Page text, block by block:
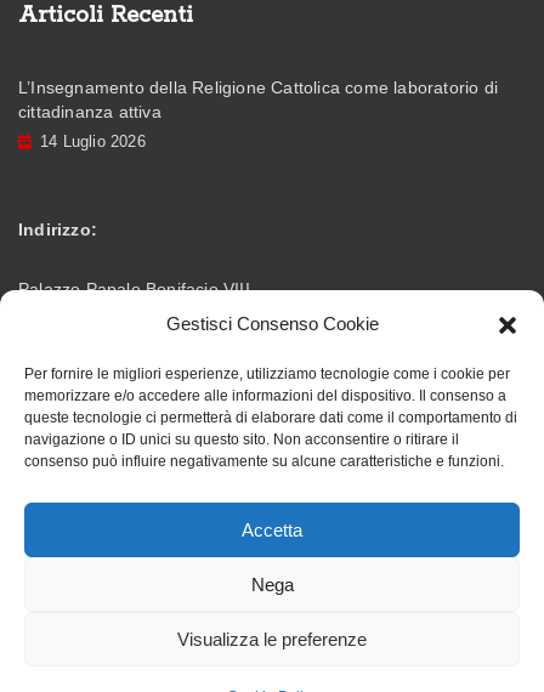
Gestisci Consenso Cookie
Per fornire le migliori esperienze, utilizziamo tecnologie come i cookie per
memorizzare e/o accedere alle informazioni del dispositivo. Il consenso a
queste tecnologie ci permetterà di elaborare dati come il comportamento di
navigazione o ID unici su questo sito. Non acconsentire o ritirare il
consenso può influire negativamente su alcune caratteristiche e funzioni.
Accetta
Nega
Visualizza le preferenze
Articoli Recenti
L’Insegnamento della Religione Cattolica come laboratorio di
cittadinanza attiva
14 Luglio 2026
Indirizzo:
Palazzo Papale Bonifacio VIII
Email: info@accademiabonifaciana.eu
Telefono:328 5354419
Accademia Bonifaciana ©. All rights reserved, designed by